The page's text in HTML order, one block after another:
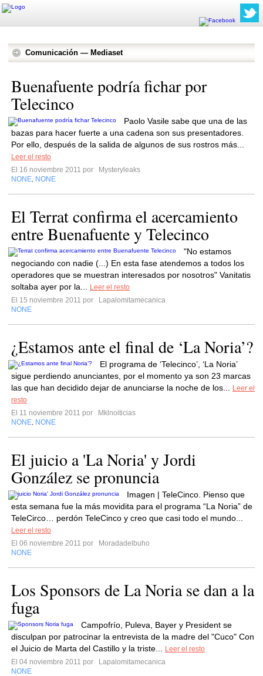
Comunicación — Mediaset
Buenafuente podría fichar por
Telecinco
Paolo Vasile sabe que una de las
bazas para hacer fuerte a una cadena son sus presentadores.
Por ello, después de la salida de algunos de sus rostros más...
Leer el resto
El 16 noviembre 2011 por
Mysteryleaks
NONE NONE
El Terrat confirma el acercamiento
entre Buenafuente y Telecinco
"No estamos
negociando con nadie (...) En esta fase atendemos a todos los
operadores que se muestran interesados por nosotros" Vanitatis
soltaba ayer por la...
Leer el resto
El 15 noviembre 2011 por
Lapalomitamecanica
NONE
¿Estamos ante el final de ‘La Noria’?
El programa de ‘Telecinco’, ‘La Noria’
sigue perdiendo anunciantes, por el momento ya son 23 marcas
las que han decidido dejar de anunciarse la noche de los...
Leer el
resto
El 11 noviembre 2011 por
Mklnoiticias
NONE NONE
El juicio a 'La Noria' y Jordi
González se pronuncia
Imagen | TeleCinco. Pienso que
esta semana fue la más movidita para el programa “La Noria” de
TeleCirco… perdón TeleCinco y creo que casi todo el mundo...
Leer el resto
El 06 noviembre 2011 por
Moradadelbuho
NONE
Los Sponsors de La Noria se dan a la
fuga
Campofrío, Puleva, Bayer y President se
disculpan por patrocinar la entrevista de la madre del "Cuco" Con
el Juicio de Marta del Castillo y la triste...
Leer el resto
El 04 noviembre 2011 por
Lapalomitamecanica
NONE